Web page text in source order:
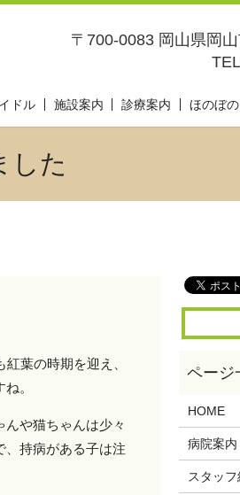
〒700-0083 岡山県岡
ドル 施設案内 診療案内 ほのぼ
した
葉の時期を迎え、
。
や猫ちゃんは少々
、持病がある子は注
HOME
病院案内
スタッフ